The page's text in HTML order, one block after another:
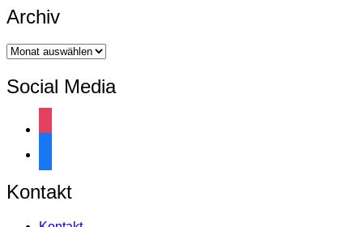
Archiv
Archiv
Social Media
Kontakt